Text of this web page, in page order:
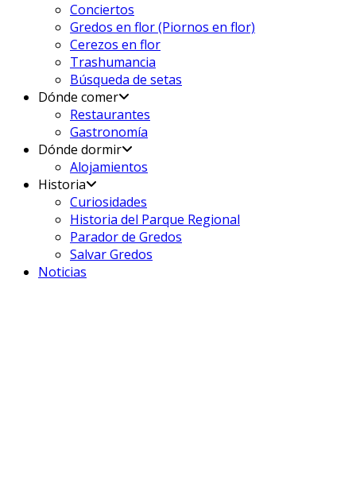
Conciertos
Gredos en flor (Piornos en flor)
Cerezos en flor
Trashumancia
Búsqueda de setas
Dónde comer
Restaurantes
Gastronomía
Dónde dormir
Alojamientos
Historia
Curiosidades
Historia del Parque Regional
Parador de Gredos
Salvar Gredos
Noticias